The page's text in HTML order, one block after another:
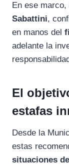
En ese marco,
Sabattini,
en manos del
adelante la
El
estafas
Desde la
estas
situaciones